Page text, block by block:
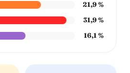
21,9 %
31,9 %
16,1 %